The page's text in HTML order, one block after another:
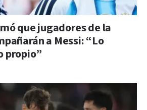
que jugadores de la
a Messi: “Lo
propio”